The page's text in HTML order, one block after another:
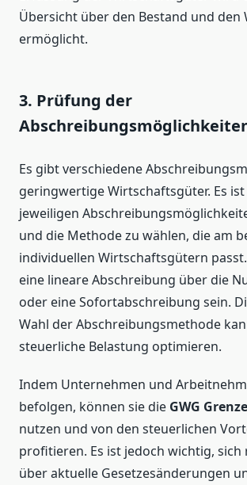
Übersicht über den Bestand und den
ermöglicht.
3. Prüfung der
Es gibt verschiedene
geringwertige Wirtschaftsgüter. Es
jeweiligen
und die Methode zu wählen, die am
individuellen Wirtschaftsgütern
eine lineare Abschreibung über die
oder eine Sofortabschreibung sein.
Wahl der Abschreibungsmethode
steuerliche Belastung optimieren.
Indem Unternehmen und
befolgen, können sie die GWG Grenze
nutzen und von den steuerlichen
profitieren. Es ist jedoch wichtig, sich
über aktuelle Gesetzesänderungen